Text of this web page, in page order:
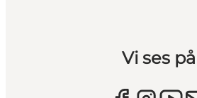
Vi ses på